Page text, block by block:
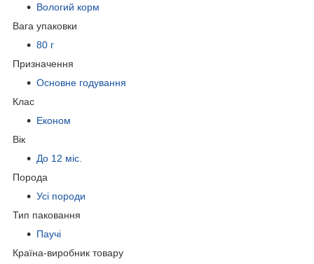
Вологий корм
Вага упаковки
80 г
Призначення
Основне годування
Клас
Економ
Вік
До 12 міс.
Порода
Усі породи
Тип паковання
Паучі
Країна-виробник товару